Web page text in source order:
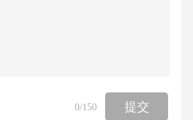
0/150 提交